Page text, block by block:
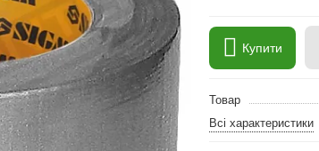
Купити
Товар
Всі характеристики